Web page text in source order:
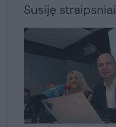
Susiję straipsniai